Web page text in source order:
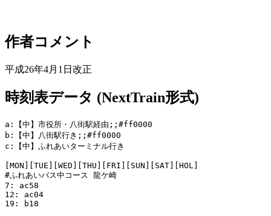
作者コメント
平成26年4月1日改正
時刻表データ (NextTrain形式)
a:【中】市役所・八街駅経由;;#ff0000
b:【中】八街駅行き;;#ff0000
c:【中】ふれあいターミナル行き
[MON][TUE][WED][THU][FRI][SUN][SAT][HOL]
#ふれあいバス中コース 龍ケ崎
7: ac58
12: ac04
19: b18